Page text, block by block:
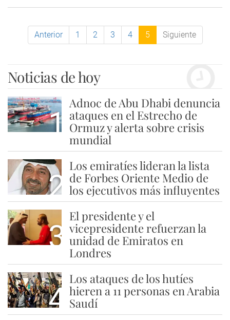
Anterior 1 2 3 4 5 Siguiente
Noticias de hoy
1
Adnoc de Abu Dhabi denuncia
ataques en el Estrecho de
Ormuz y alerta sobre crisis
mundial
2
Los emiratíes lideran la lista
de Forbes Oriente Medio de
los ejecutivos más influyentes
3
El presidente y el
vicepresidente refuerzan la
unidad de Emiratos en
Londres
4
Los ataques de los hutíes
hieren a 11 personas en Arabia
Saudí